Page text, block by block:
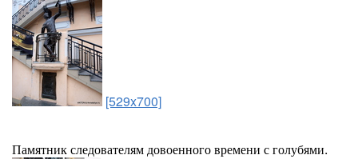
[529x700]
Памятник следователям довоенного времени с голубями.